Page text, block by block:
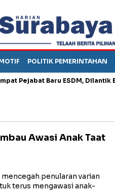
POLITIK PEMERINTAHAN
Baru ESDM, Dilantik Bahlil
Awasi Anak Taat
penularan varian
terus mengawasi anak-